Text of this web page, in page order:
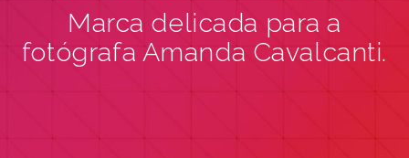
Marca delicada para a
fotógrafa Amanda Cavalcanti.